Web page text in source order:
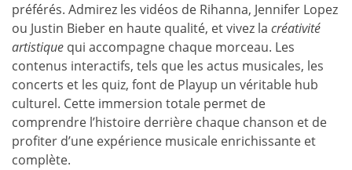
préférés. Admirez les vidéos de Rihanna, Jennifer Lopez
ou Justin Bieber en haute qualité, et vivez la créativité
artistique qui accompagne chaque morceau. Les
contenus interactifs, tels que les actus musicales, les
concerts et les quiz, font de Playup un véritable hub
culturel. Cette immersion totale permet de
comprendre l’histoire derrière chaque chanson et de
profiter d’une expérience musicale enrichissante et
complète.